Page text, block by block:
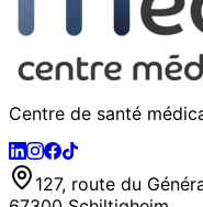
Centre de santé
127, route du